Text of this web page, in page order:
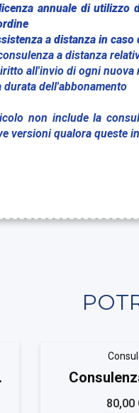
annuale di utilizzo
a distanza in
a distanza
all'invio di ogni nuova
durata dell'abbonamento
non include la
versioni qualora queste
ambientale
80,00